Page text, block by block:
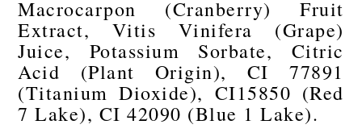
Macrocarpon (Cranberry) Fruit
Extract, Vitis Vinifera (Grape)
Juice, Potassium Sorbate, Citric
Acid (Plant Origin), CI 77891
(Titanium Dioxide), CI15850 (Red
7 Lake), CI 42090 (Blue 1 Lake).